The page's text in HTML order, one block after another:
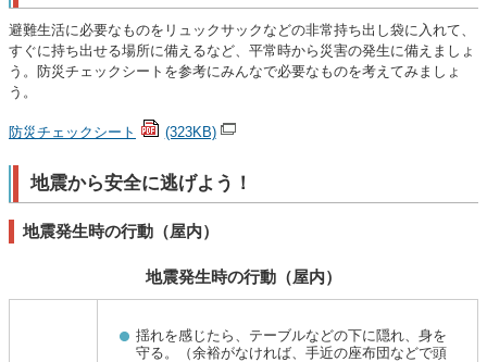
避難生活に必要なものをリュックサックなどの非常持ち出し袋に入れて、
すぐに持ち出せる場所に備えるなど、平常時から災害の発生に備えましょ
う。防災チェックシートを参考にみんなで必要なものを考えてみましょ
う。
防災チェックシート (323KB)
地震から安全に逃げよう！
地震発生時の行動（屋内）
地震発生時の行動（屋内）
揺れを感じたら、テーブルなどの下に隠れ、身を
守る。（余裕がなければ、手近の座布団などで頭